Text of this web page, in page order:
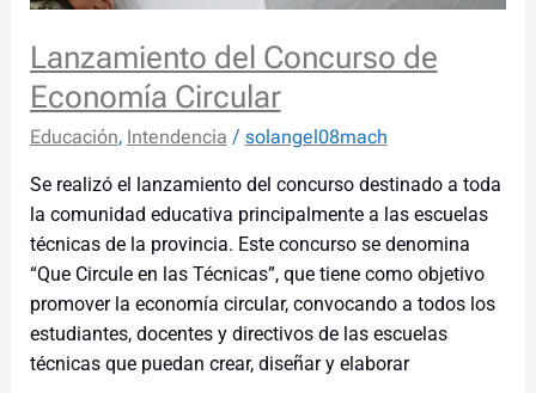
Lanzamiento del Concurso de
Economía Circular
Educación, Intendencia / solangel08mach
Se realizó el lanzamiento del concurso destinado a toda
la comunidad educativa principalmente a las escuelas
técnicas de la provincia. Este concurso se denomina
“Que Circule en las Técnicas”, que tiene como objetivo
promover la economía circular, convocando a todos los
estudiantes, docentes y directivos de las escuelas
técnicas que puedan crear, diseñar y elaborar